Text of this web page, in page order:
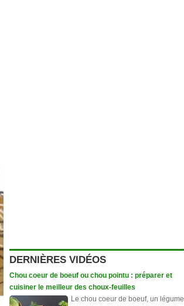
DERNIÈRES VIDÉOS
Chou coeur de boeuf ou chou pointu : préparer et
cuisiner le meilleur des choux-feuilles
Le chou coeur de boeuf, un légume